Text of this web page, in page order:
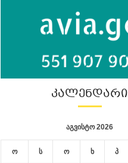
ᲙᲐᲚᲔᲜᲓᲐᲠᲘ
აგვისტო 2026
ო ს ო ხ პ